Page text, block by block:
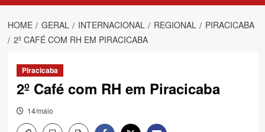
HOME GERAL INTERNACIONAL REGIONAL
PIRACICABA
2º CAFÉ COM RH EM PIRACICABA
Piracicaba
2º Café com RH em Piracicaba
14/maio